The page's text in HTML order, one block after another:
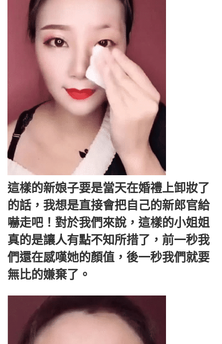
這樣的新娘子要是當天在婚禮上卸妝了
的話，我想是直接會把自己的新郎官給
嚇走吧！對於我們來說，這樣的小姐姐
真的是讓人有點不知所措了，前一秒我
們還在感嘆她的顏值，後一秒我們就要
無比的嫌棄了。